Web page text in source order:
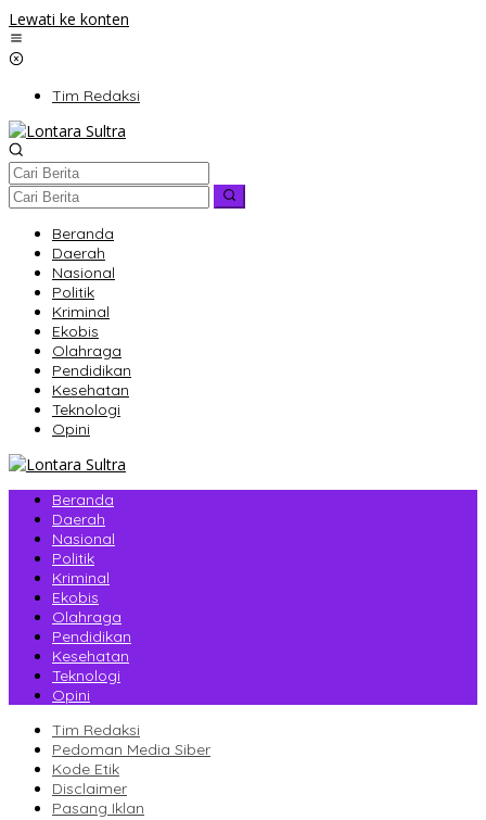
Lewati ke konten
Tim Redaksi
Beranda
Daerah
Nasional
Politik
Kriminal
Ekobis
Olahraga
Pendidikan
Kesehatan
Teknologi
Opini
Beranda
Daerah
Nasional
Politik
Kriminal
Ekobis
Olahraga
Pendidikan
Kesehatan
Teknologi
Opini
Tim Redaksi
Pedoman Media Siber
Kode Etik
Disclaimer
Pasang Iklan